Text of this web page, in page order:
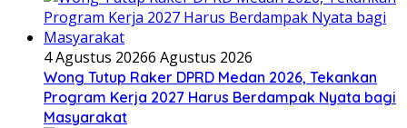
4 Agustus 20266 Agustus 2026
Wong Tutup Raker DPRD Medan 2026, Tekankan
Program Kerja 2027 Harus Berdampak Nyata bagi
Masyarakat